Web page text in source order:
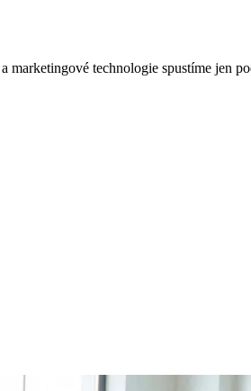
marketingové technologie spustíme jen